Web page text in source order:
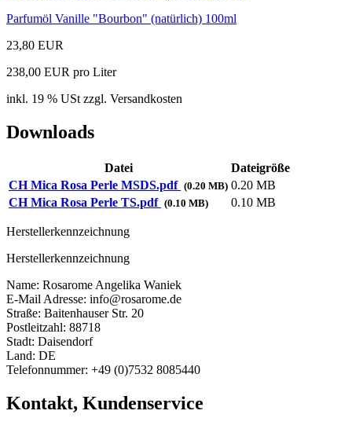
Parfumöl Vanille "Bourbon" (natürlich) 100ml
23,80 EUR
238,00 EUR pro Liter
inkl. 19 % USt zzgl. Versandkosten
Downloads
Datei
Dateigröße
CH Mica Rosa Perle MSDS.pdf (0.20 MB) 0.20 MB
CH Mica Rosa Perle TS.pdf (0.10 MB) 0.10 MB
Herstellerkennzeichnung
Herstellerkennzeichnung
Name: Rosarome Angelika Waniek
E-Mail Adresse: info@rosarome.de
Straße: Baitenhauser Str. 20
Postleitzahl: 88718
Stadt: Daisendorf
Land: DE
Telefonnummer: +49 (0)7532 8085440
Kontakt, Kundenservice